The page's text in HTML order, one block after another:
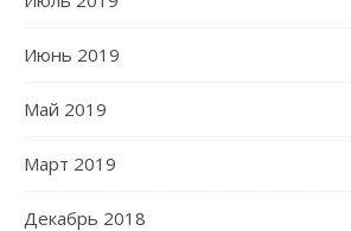
Июнь 2019
Май 2019
Март 2019
Декабрь 2018